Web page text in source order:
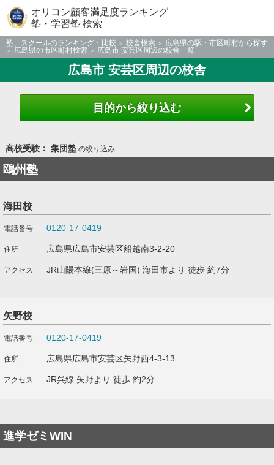
オリコン顧客満足度ランキング
塾・学習塾 検索
塾、スクールのランキング・比較 校舎検索
広島県の駅・市区町村から探す
広島県の市区町村検索
広島市 安芸区周辺の校舎一覧
広島市 安芸区周辺の校舎
目的から絞り込む
高校受験： 集団塾の絞り込み
鴎州塾
海田校
0120-17-0419
広島県広島市安芸区船越南3-2-20
JR山陽本線(三原～岩国) 海田市より 徒歩 約7分
矢野校
0120-17-0419
広島県広島市安芸区矢野西4-3-13
JR呉線 矢野より 徒歩 約2分
進学ゼミWIN